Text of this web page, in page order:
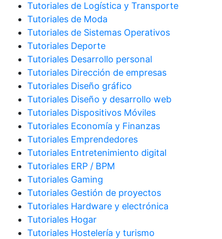
Tutoriales de Logística y Transporte
Tutoriales de Moda
Tutoriales de Sistemas Operativos
Tutoriales Deporte
Tutoriales Desarrollo personal
Tutoriales Dirección de empresas
Tutoriales Diseño gráfico
Tutoriales Diseño y desarrollo web
Tutoriales Dispositivos Móviles
Tutoriales Economía y Finanzas
Tutoriales Emprendedores
Tutoriales Entretenimiento digital
Tutoriales ERP / BPM
Tutoriales Gaming
Tutoriales Gestión de proyectos
Tutoriales Hardware y electrónica
Tutoriales Hogar
Tutoriales Hostelería y turismo